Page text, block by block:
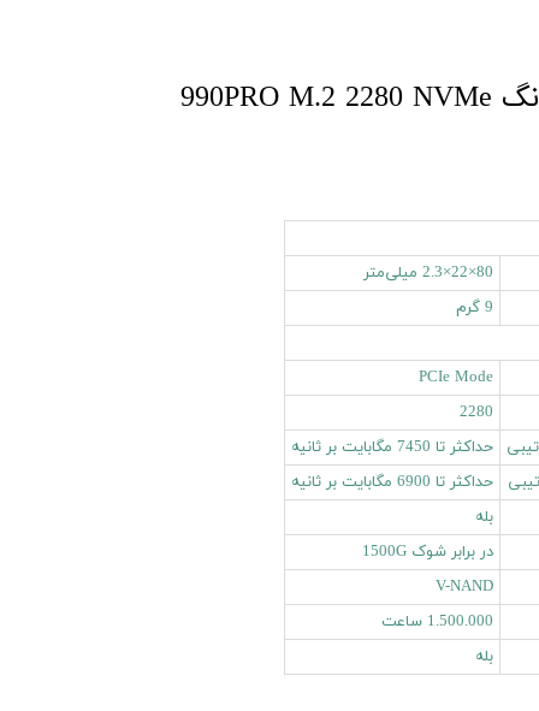
اس اس دی سامسونگ 990PRO M.2 2280 NVMe
80×22×2.3 میلی‌متر
9 گرم
PCIe Mode
2280
حداکثر تا 7450 مگابایت بر ثانیه
حداکثر تا 6900 مگابایت بر ثانیه
بله
در برابر شوک 1500G
V-NAND
1.500.000 ساعت
بله